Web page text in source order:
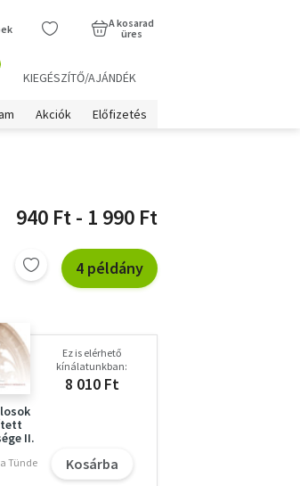
A kosarad
üres
KIEGÉSZÍTŐ/AJÁNDÉK
Akciók Előfizetés
940 Ft - 1 990 Ft
4 példány
II.
Tünde
Ez is elérhető
kínálatunkban:
8 010 Ft
Kosárba